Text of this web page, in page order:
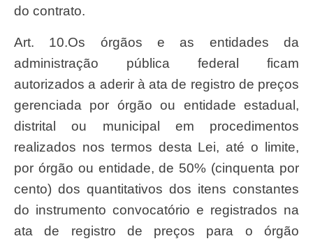
do contrato.
Art. 10.Os órgãos e as entidades da
administração pública federal ficam
autorizados a aderir à ata de registro de preços
gerenciada por órgão ou entidade estadual,
distrital ou municipal em procedimentos
realizados nos termos desta Lei, até o limite,
por órgão ou entidade, de 50% (cinquenta por
cento) dos quantitativos dos itens constantes
do instrumento convocatório e registrados na
ata de registro de preços para o órgão